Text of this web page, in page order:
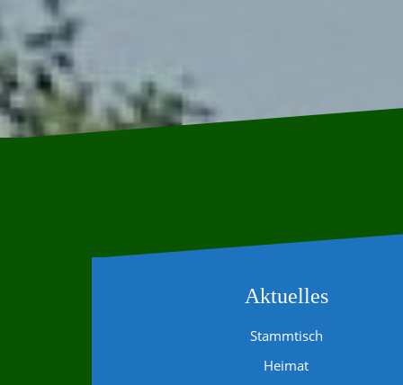
Aktuelles
Stammtisch
Heimat